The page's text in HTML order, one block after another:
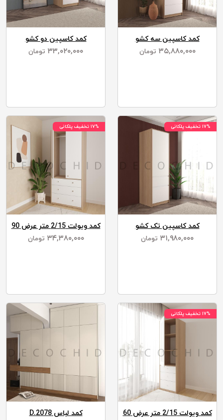
۱۷% تخفیف پلکانی
کمد ویولت 2/15 متر عرض 60
۱۷% تخفیف پلکانی
کمد ویولت 2/15 متر عرض 90
۳۴,۳۸۰,۰۰۰ تومان
۱۷% تخفیف پلکانی
کمد کاسپین تک کشو
۳۱,۹۸۰,۰۰۰ تومان
کمد کاسپین دو کشو
۳۳,۰۲۰,۰۰۰ تومان
کمد کاسپین سه کشو
۳۵,۸۸۰,۰۰۰ تومان
کمد لباس D.2078